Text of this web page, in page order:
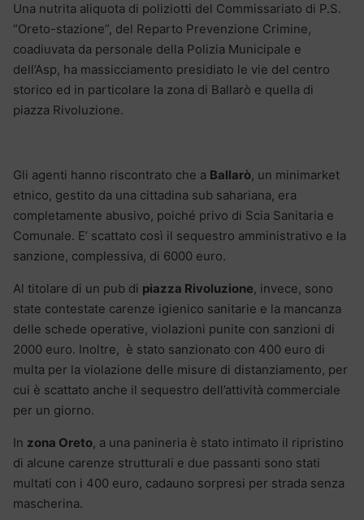
Una nutrita aliquota di poliziotti del Commissariato di P.S.
“Oreto-stazione”, del Reparto Prevenzione Crimine,
coadiuvata da personale della Polizia Municipale e
dell’Asp, ha massicciamento presidiato le vie del centro
storico ed in particolare la zona di Ballarò e quella di
piazza Rivoluzione.
Gli agenti hanno riscontrato che a Ballarò, un minimarket
etnico, gestito da una cittadina sub sahariana, era
completamente abusivo, poiché privo di Scia Sanitaria e
Comunale. E’ scattato così il sequestro amministrativo e la
sanzione, complessiva, di 6000 euro.
Al titolare di un pub di piazza Rivoluzione, invece, sono
state contestate carenze igienico sanitarie e la mancanza
delle schede operative, violazioni punite con sanzioni di
2000 euro. Inoltre, è stato sanzionato con 400 euro di
multa per la violazione delle misure di distanziamento, per
cui è scattato anche il sequestro dell’attività commerciale
per un giorno.
In zona Oreto, a una panineria è stato intimato il ripristino
di alcune carenze strutturali e due passanti sono stati
multati con i 400 euro, cadauno sorpresi per strada senza
mascherina.